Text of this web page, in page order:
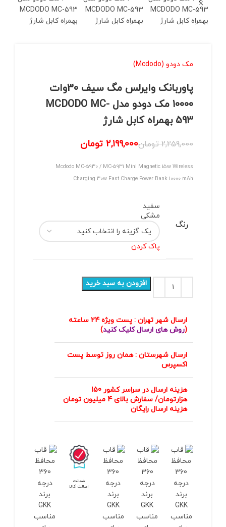
مک دودو (Mcdodo)
پاوربانک وایرلس مگ سیف 30وات
10000 مک دودو مدل MCDODO MC-
593 بهمراه کابل شارژ
2,259,000 تومان2,199,000 تومان
Mcdodo MC-5930 / MC-5931 Mini Magnetic 15w Wireless
Charging 30w Fast Charge Power Bank 10000 mAh
رنگ
سفید
مشکی
پاک کردن
افزودن به سبد خرید
ارسال شهر تهران : پست ویژه 24 ساعته
(روش های ارسال کلیک کنید)
ارسال شهرستان : همان روز توسط پست
اکسپرس
هزینه ارسال در سراسر کشور 150
هزارتومان/ سفارش بالای 4 میلیون تومان
هزینه ارسال رایگان
ضمانت
اصالت کالا